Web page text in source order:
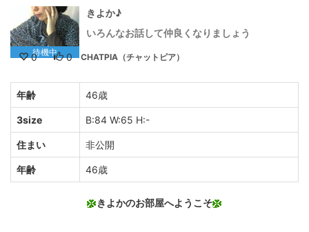
待機中
きよか♪
いろんなお話して仲良くなりましょう
0 0 CHATPIA（チャットピア）
年齢 46歳
3size B:84 W:65 H:-
住まい 非公開
年齢 46歳
きよかのお部屋へようこそ